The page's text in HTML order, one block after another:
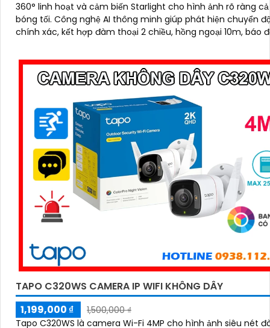
360° linh hoạt và cảm biến Starlight cho hình ảnh rõ ràng
bóng tối. Công nghệ AI thông minh giúp phát hiện chuyển động
chính xác, kết hợp đàm thoại 2 chiều, hồng ngoại 10m, báo
khe cắm thẻ nhớ hỗ trợ tới 512GB lưu trữ lâu dài
TAPO C320WS CAMERA IP WIFI KHÔNG DÂY
1,199,000 ₫
1,500,000 ₫
Tapo C320WS là camera Wi-Fi 4MP cho hình ảnh siêu nét